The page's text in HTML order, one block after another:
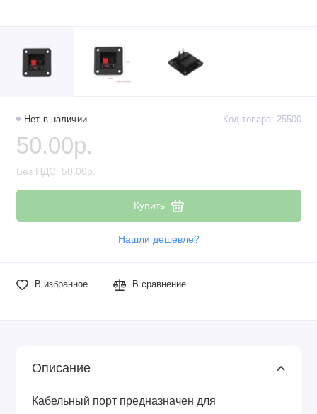
Нет в наличии Код товара: 25500
50.00р.
Без НДС: 50.00р.
Купить
Нашли дешевле?
В избранное В сравнение
Описание
Кабельный порт предназначен для